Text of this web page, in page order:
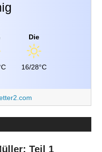
Die
16/28°C
Teil 1